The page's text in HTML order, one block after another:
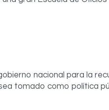
nacional para la
tomado como política